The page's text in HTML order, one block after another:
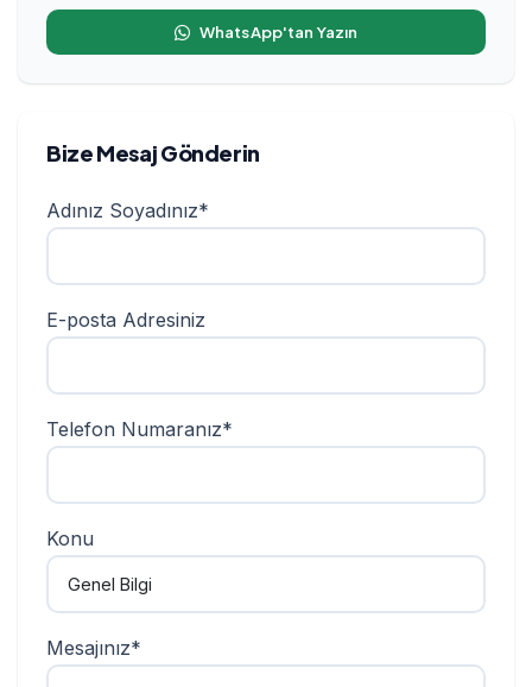
WhatsApp'tan Yazın
Bize Mesaj Gönderin
Adınız Soyadınız*
E-posta Adresiniz
Telefon Numaranız*
Konu
Mesajınız*